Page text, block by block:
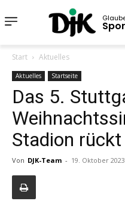
Start Aktuelles
Aktuelles Startseite
Das 5.
Stadion rückt
Von DJK-Team - 19. Oktober 2023